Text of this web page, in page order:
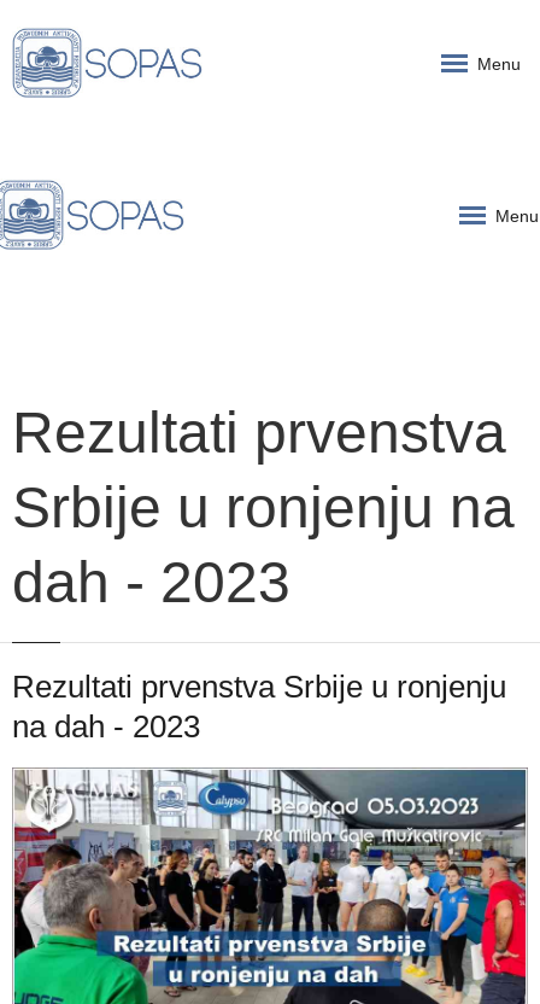
Menu
Menu
Rezultati prvenstva
Srbije u ronjenju na
dah - 2023
Rezultati prvenstva Srbije u ronjenju
na dah - 2023